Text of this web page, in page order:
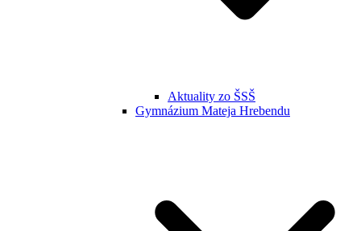
Aktuality zo ŠSŠ
Gymnázium Mateja Hrebendu